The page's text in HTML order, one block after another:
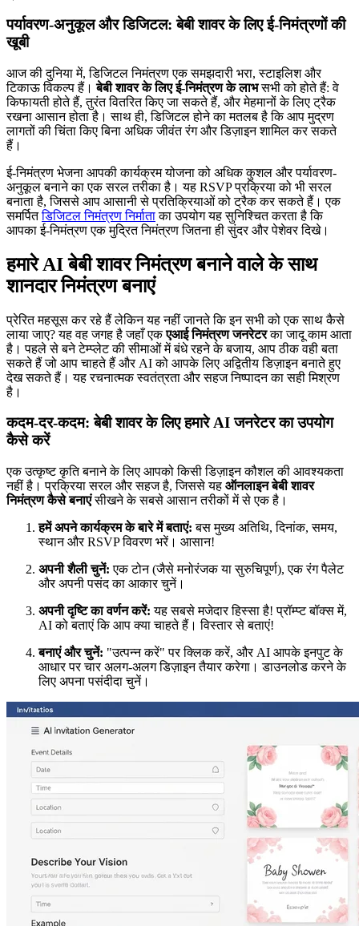
पर्यावरण-अनुकूल और डिजिटल: बेबी शावर के लिए ई-निमंत्रणों की
खूबी
आज की दुनिया में, डिजिटल निमंत्रण एक समझदारी भरा, स्टाइलिश और
टिकाऊ विकल्प हैं।बेबी शावर के लिए ई-निमंत्रण के लाभसभी को होते हैं: वे
किफायती होते हैं, तुरंत वितरित किए जा सकते हैं, और मेहमानों के लिए ट्रैक
रखना आसान होता है। साथ ही, डिजिटल होने का मतलब है कि आप मुद्रण
लागतों की चिंता किए बिना अधिक जीवंत रंग और डिज़ाइन शामिल कर सकते
हैं।
ई-निमंत्रण भेजना आपकी कार्यक्रम योजना को अधिक कुशल और पर्यावरण-
अनुकूल बनाने का एक सरल तरीका है। यह RSVP प्रक्रिया को भी सरल
बनाता है, जिससे आप आसानी से प्रतिक्रियाओं को ट्रैक कर सकते हैं। एक
समर्पितडिजिटल निमंत्रण निर्माताका उपयोग यह सुनिश्चित करता है कि
आपका ई-निमंत्रण एक मुद्रित निमंत्रण जितना ही सुंदर और पेशेवर दिखे।
हमारे AI बेबी शावर निमंत्रण बनाने वाले के साथ
शानदार निमंत्रण बनाएं
प्रेरित महसूस कर रहे हैं लेकिन यह नहीं जानते कि इन सभी को एक साथ कैसे
लाया जाए? यह वह जगह है जहाँ एकएआई निमंत्रण जनरेटरका जादू काम आता
है। पहले से बने टेम्प्लेट की सीमाओं में बंधे रहने के बजाय, आप ठीक वही बता
सकते हैं जो आप चाहते हैं और AI को आपके लिए अद्वितीय डिज़ाइन बनाते हुए
देख सकते हैं। यह रचनात्मक स्वतंत्रता और सहज निष्पादन का सही मिश्रण
है।
कदम-दर-कदम: बेबी शावर के लिए हमारे AI जनरेटर का उपयोग
कैसे करें
एक उत्कृष्ट कृति बनाने के लिए आपको किसी डिज़ाइन कौशल की आवश्यकता
नहीं है। प्रक्रिया सरल और सहज है, जिससे यह ऑनलाइन बेबी शावर
निमंत्रण कैसे बनाएंसीखने के सबसे आसान तरीकों में से एक है।
हमें अपने कार्यक्रम के बारे में बताएं: बस मुख्य अतिथि, दिनांक, समय,
स्थान और RSVP विवरण भरें। आसान!
अपनी शैली चुनें: एक टोन (जैसे मनोरंजक या सुरुचिपूर्ण), एक रंग पैलेट
और अपनी पसंद का आकार चुनें।
अपनी दृष्टि का वर्णन करें: यह सबसे मजेदार हिस्सा है! प्रॉम्प्ट बॉक्स में,
AI को बताएं कि आप क्या चाहते हैं। विस्तार से बताएं!
बनाएं और चुनें: "उत्पन्न करें" पर क्लिक करें, और AI आपके इनपुट के
आधार पर चार अलग-अलग डिज़ाइन तैयार करेगा। डाउनलोड करने के
लिए अपना पसंदीदा चुनें।